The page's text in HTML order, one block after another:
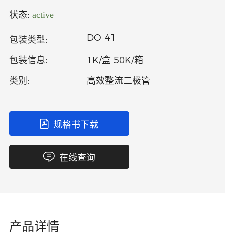
语言
状态: active
包装类型: DO-41
包装信息: 1K/盒 50K/箱
类别: 高效整流二极管
规格书下载
在线查询
产品详情